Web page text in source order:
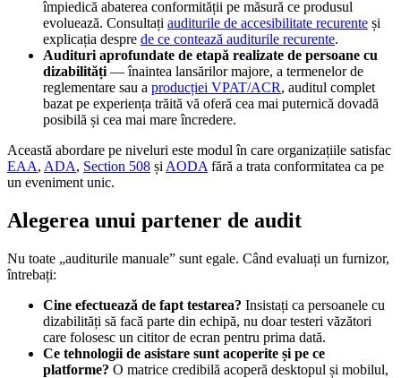
împiedică abaterea conformității pe măsură ce produsul
evoluează. Consultați auditurile de accesibilitate recurente și
explicația despre de ce contează auditurile recurente.
Audituri aprofundate de etapă realizate de persoane cu
dizabilități — înaintea lansărilor majore, a termenelor de
reglementare sau a producției VPAT/ACR, auditul complet
bazat pe experiența trăită vă oferă cea mai puternică dovadă
posibilă și cea mai mare încredere.
Această abordare pe niveluri este modul în care organizațiile satisfac
EAA, ADA, Section 508 și AODA fără a trata conformitatea ca pe
un eveniment unic.
Alegerea unui partener de audit
Nu toate „auditurile manuale” sunt egale. Când evaluați un furnizor,
întrebați:
Cine efectuează de fapt testarea? Insistați ca persoanele cu
dizabilități să facă parte din echipă, nu doar testeri văzători
care folosesc un cititor de ecran pentru prima dată.
Ce tehnologii de asistare sunt acoperite și pe ce
platforme? O matrice credibilă acoperă desktopul și mobilul,